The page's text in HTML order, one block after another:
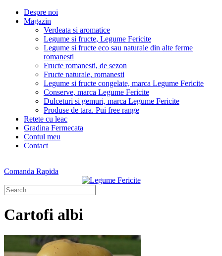
Despre noi
Magazin
Verdeata si aromatice
Legume si fructe, Legume Fericite
Legume si fructe eco sau naturale din alte ferme
romanesti
Fructe romanesti, de sezon
Fructe naturale, romanesti
Legume si fructe congelate, marca Legume Fericite
Conserve, marca Legume Fericite
Dulceturi si gemuri, marca Legume Fericite
Produse de tara. Pui free range
Retete cu leac
Gradina Fermecata
Contul meu
Contact
Comanda Rapida
Cartofi albi